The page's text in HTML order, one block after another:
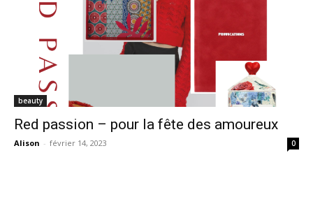
beauty
Red passion – pour la fête des amoureux
Alison - février 14, 2023 0